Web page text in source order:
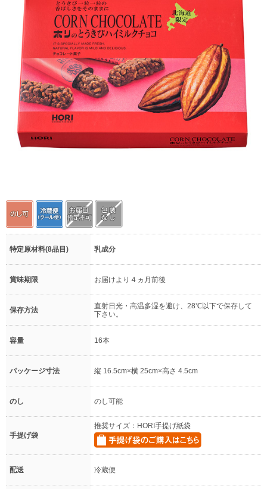
特定原材料(8品目) 乳成分
賞味期限 お届けより４ヵ月前後
保存方法
直射日光・高温多湿を避け、28℃以下で保存して
下さい。
容量 16本
パッケージ寸法 縦 16.5cm×横 25cm×高さ 4.5cm
のし のし可能
手提げ袋
推奨サイズ：HORI手提げ紙袋
配送 冷蔵便